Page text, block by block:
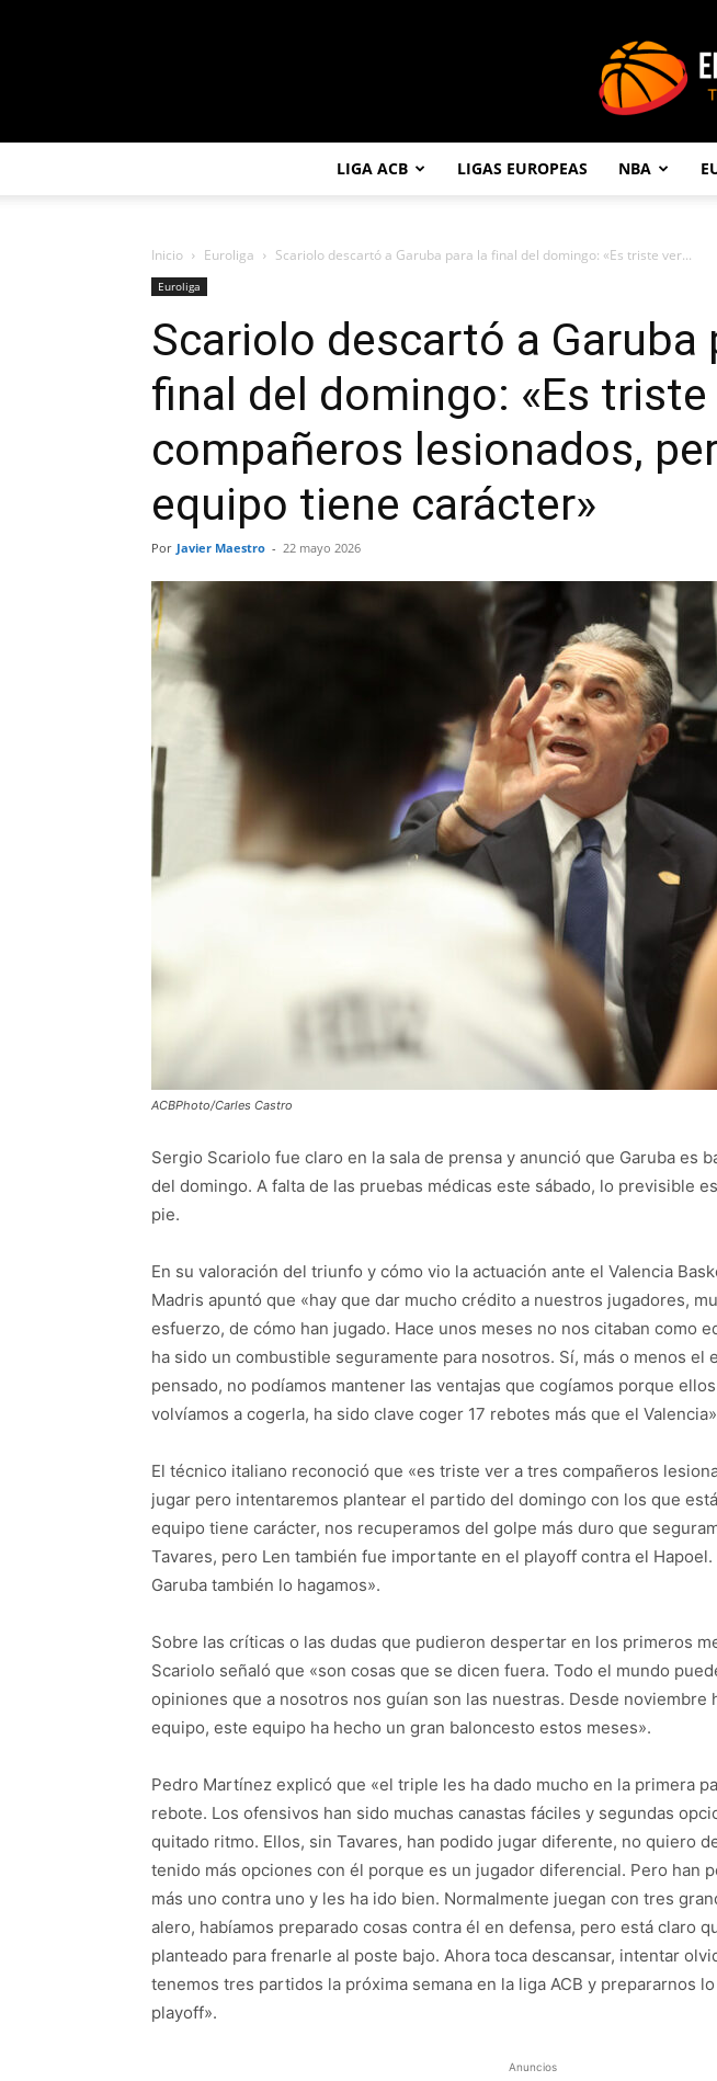
LIGA ACB LIGAS EUROPEAS NBA
Inicio Euroliga Scariolo descartó a Garuba para la final del domingo: «Es triste ver...
Euroliga
Scariolo descartó a Garuba
final del domingo: «Es
compañeros lesionados,
equipo tiene carácter»
Por Javier Maestro - 22 mayo 2026
ACBPhoto/Carles Castro
Sergio Scariolo fue claro en la sala de prensa y anunció que Garuba es
del domingo. A falta de las pruebas médicas este sábado, lo previsible
pie.
En su valoración del triunfo y cómo vio la actuación ante el Valencia
Madris apuntó que «hay que dar mucho crédito a nuestros jugadores,
esfuerzo, de cómo han jugado. Hace unos meses no nos citaban como
ha sido un combustible seguramente para nosotros. Sí, más o menos el
pensado, no podíamos mantener las ventajas que cogíamos porque
volvíamos a cogerla, ha sido clave coger 17 rebotes más que el
El técnico italiano reconoció que «es triste ver a tres compañeros
jugar pero intentaremos plantear el partido del domingo con los que
equipo tiene carácter, nos recuperamos del golpe más duro que
Tavares, pero Len también fue importante en el playoff contra el
Garuba también lo hagamos».
Sobre las críticas o las dudas que pudieron despertar en los primeros
Scariolo señaló que «son cosas que se dicen fuera. Todo el mundo
opiniones que a nosotros nos guían son las nuestras. Desde noviembre
equipo, este equipo ha hecho un gran baloncesto estos meses».
Pedro Martínez explicó que «el triple les ha dado mucho en la primera
rebote. Los ofensivos han sido muchas canastas fáciles y segundas
quitado ritmo. Ellos, sin Tavares, han podido jugar diferente, no quiero
tenido más opciones con él porque es un jugador diferencial. Pero han
más uno contra uno y les ha ido bien. Normalmente juegan con tres
alero, habíamos preparado cosas contra él en defensa, pero está claro
planteado para frenarle al poste bajo. Ahora toca descansar, intentar
tenemos tres partidos la próxima semana en la liga ACB y prepararnos
playoff».
Anuncios